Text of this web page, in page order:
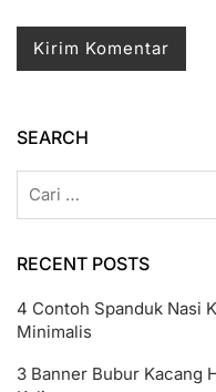
SEARCH
RECENT POSTS
4 Contoh Spanduk Nasi
Minimalis
3 Banner Bubur Kacang